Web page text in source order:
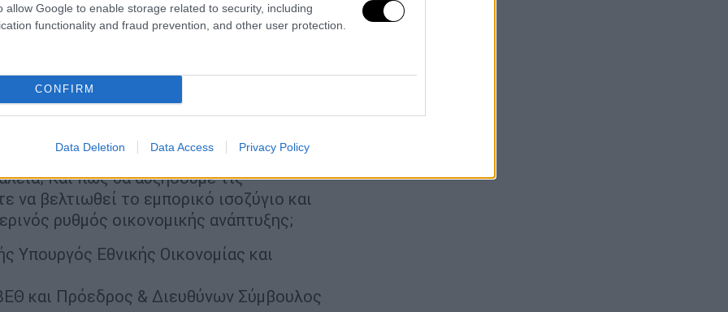
allow Google to enable storage related to security, including
functionality and fraud prevention, and other user protection.
CONFIRM
Data Deletion Data Access Privacy Policy
και Ανθεκτικότητας (ΤΑΑ)
της ελληνικής οικονομίας και μετά
Μπορεί η Ελλάδα και πώς να
Και πώς θα αυξήσουμε τις
να βελτιωθεί το εμπορικό ισοζύγιο και
ρυθμός οικονομικής ανάπτυξης;
Υπουργός Εθνικής Οικονομίας και
και Πρόεδρος & Διευθύνων Σύμβουλος